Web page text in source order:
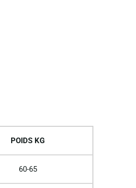
POIDS KG
60-65